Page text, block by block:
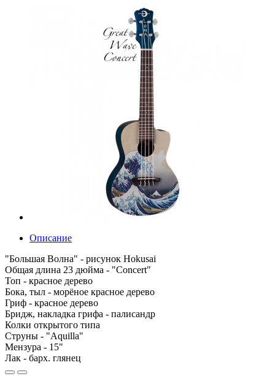
Описание
"Большая Волна" - рисунок Hokusai
Общая длина 23 дюйма - "Concert"
Топ - красное дерево
Бока, тыл - морёное красное дерево
Гриф - красное дерево
Бридж, накладка грифа - палисандр
Колки открытого типа
Струны - "Aquilla"
Мензура - 15"
Лак - барх. глянец